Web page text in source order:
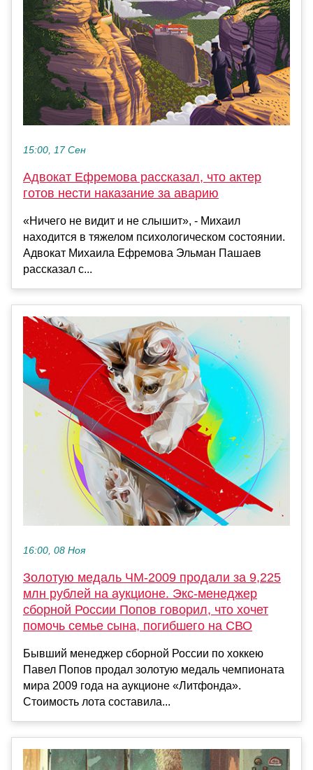
15:00, 17 Сен
Адвокат Ефремова рассказал, что актер
готов нести наказание за аварию
«Ничего не видит и не слышит», - Михаил
находится в тяжелом психологическом состоянии.
Адвокат Михаила Ефремова Эльман Пашаев
рассказал с...
16:00, 08 Ноя
Золотую медаль ЧМ-2009 продали за 9,225
млн рублей на аукционе. Экс-менеджер
сборной России Попов говорил, что хочет
помочь семье сына, погибшего на СВО
Бывший менеджер сборной России по хоккею
Павел Попов продал золотую медаль чемпионата
мира 2009 года на аукционе «Литфонда».
Стоимость лота составила...